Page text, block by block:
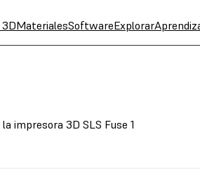
MaterialesSoftwareExplorar
impresora 3D SLS Fuse 1